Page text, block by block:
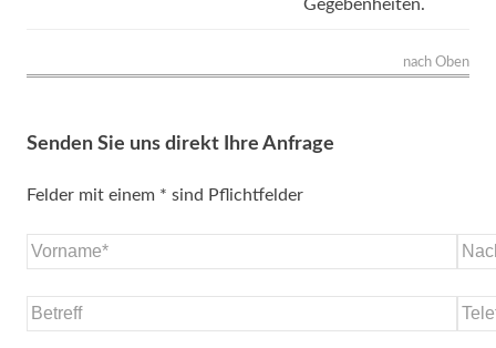
Gegebenheiten.
nach Oben
Senden Sie uns direkt Ihre Anfrage
Felder mit einem * sind Pflichtfelder